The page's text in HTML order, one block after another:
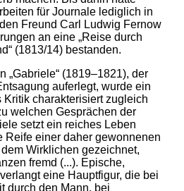
für Journale lediglich in
Freund Carl Ludwig Fernow
an eine „Reise durch
(1813/14) bestanden.
„Gabriele“ (1819–1821), der
auferlegt, wurde ein
charakterisiert zugleich
welchen Gesprächen der
setzt ein reiches Leben
Reife einer daher gewonnenen
Wirklichen gezeichnet,
fremd (...). Epische,
eine Hauptfigur, die bei
durch den Mann, bei